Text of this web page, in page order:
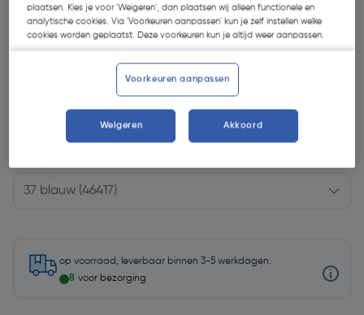
€ 145,99| Excl. btw € 120,65
op voorraad, leverbaar binnen 3-5 werkdagen.
8 voor bezorging
plaatsen. Kies je voor 'Weigeren', dan plaatsen wij alleen functionele en
analytische cookies. Via 'Voorkeuren aanpassen' kun je zelf instellen welke
cookies worden geplaatst. Deze voorkeuren kun je altijd weer aanpassen.
Voorkeuren aanpassen
Weigeren Akkoord